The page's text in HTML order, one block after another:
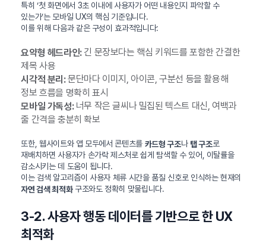
특히 ‘첫 화면에서 3초 이내에 사용자가 어떤 내용인지 파악할 수
있는가’는 모바일 UX의 핵심 기준입니다.
이를 위해 다음과 같은 구성이 효과적입니다:
요약형 헤드라인:긴 문장보다는 핵심 키워드를 포함한 간결한
제목 사용
시각적 분리:문단마다 이미지, 아이콘, 구분선 등을 활용해
정보 흐름을 명확히 표시
모바일 가독성:너무 작은 글씨나 밀집된 텍스트 대신, 여백과
줄 간격을 충분히 확보
또한, 웹사이트와 앱 모두에서 콘텐츠를 카드형 구조나 탭 구조로
재배치하면 사용자가 손가락 제스처로 쉽게 탐색할 수 있어, 이탈률을
감소시키는 데 도움이 됩니다.
이는 검색 알고리즘이 사용자 체류 시간을 품질 신호로 인식하는 현재의
자연 검색 최적화구조와도 정확히 맞물립니다.
3-2. 사용자 행동 데이터를 기반으로 한 UX
최적화